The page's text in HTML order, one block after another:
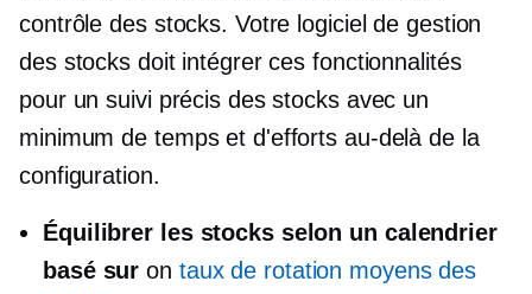
contrôle des stocks. Votre logiciel de gestion
des stocks doit intégrer ces fonctionnalités
pour un suivi précis des stocks avec un
minimum de temps et d'efforts au-delà de la
configuration.
Équilibrer les stocks selon un calendrier
basé sur on taux de rotation moyens des